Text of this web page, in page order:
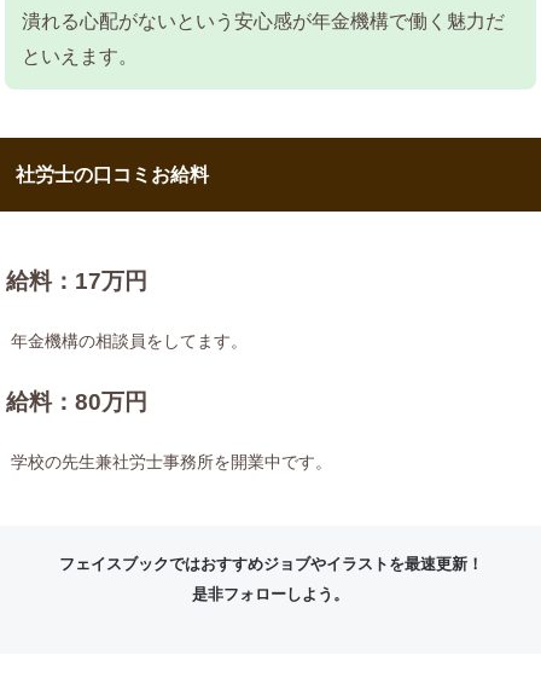
潰れる心配がないという安心感が年金機構で働く魅力だ
といえます。
社労士の口コミお給料
給料：17万円
年金機構の相談員をしてます。
給料：80万円
学校の先生兼社労士事務所を開業中です。
フェイスブックではおすすめジョブやイラストを最速更新！
是非フォローしよう。